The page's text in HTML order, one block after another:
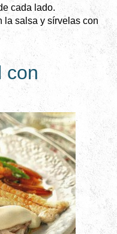
cada lado.
la salsa y sírvelas con
con